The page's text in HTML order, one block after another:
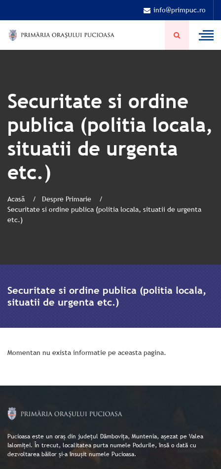
info@primpuc.ro
Securitate si ordine
publica (politia locala,
situatii de urgenta
etc.)
Acasă
Despre Primarie
Securitate si ordine publica (politia locala, situatii de urgenta
etc.)
Securitate si ordine publica (politia locala,
situatii de urgenta etc.)
Momentan nu exista informatie pe aceasta pagina.
Pucioasa este un oraș din județul Dâmbovița, Muntenia, așezat pe Valea
Ialomiței. În trecut, localitatea purta numele Podurile, însă o dată cu
dezvoltarea băilor și-a însușit numele Pucioasa.